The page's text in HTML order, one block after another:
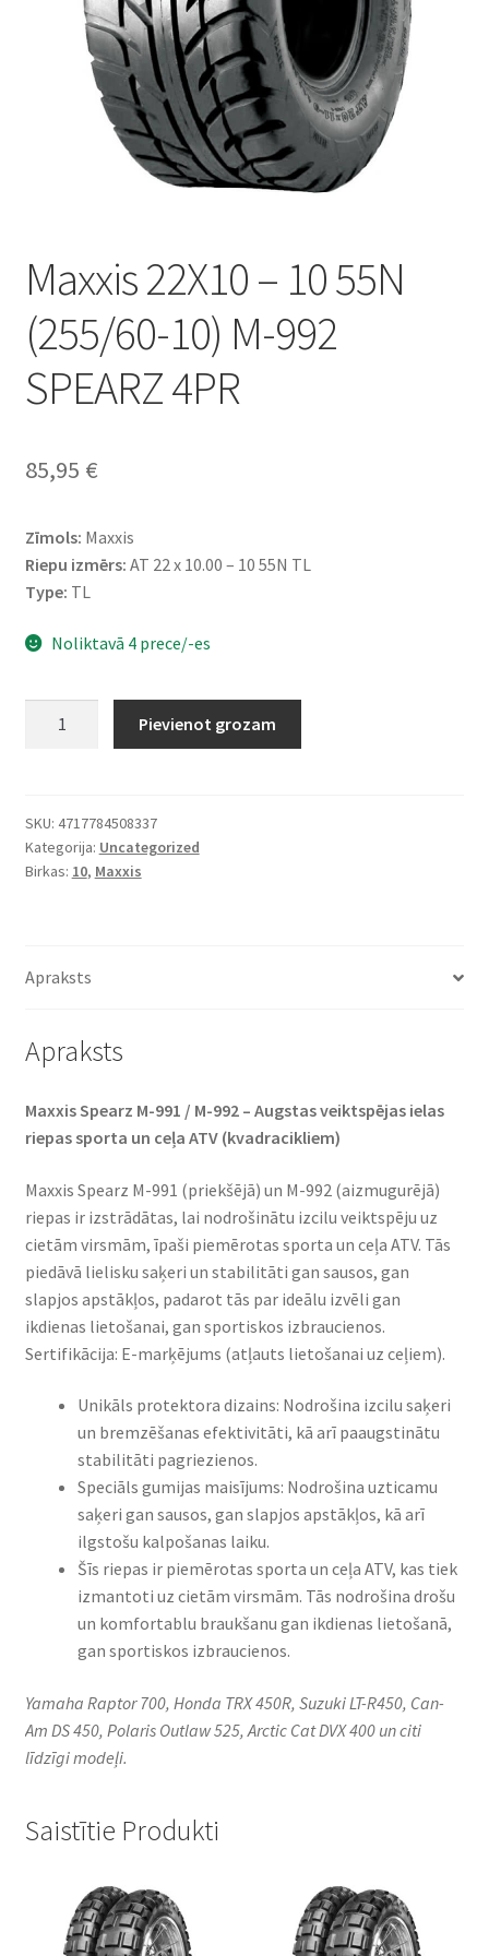
Maxxis 22X10 – 10 55N
(255/60-10) M-992
SPEARZ 4PR
85,95 €
Zīmols: Maxxis
Riepu izmērs: AT 22 x 10.00 – 10 55N TL
Type: TL
Noliktavā 4 prece/-es
55N
(255/60-
10)
4PR
Pievienot grozam
SKU: 4717784508337
Kategorija: Uncategorized
Birkas: 10, Maxxis
Apraksts
Apraksts
Maxxis Spearz M-991 / M-992 – Augstas veiktspējas ielas
riepas sporta un ceļa ATV (kvadracikliem)
Maxxis Spearz M-991 (priekšējā) un M-992 (aizmugurējā)
riepas ir izstrādātas, lai nodrošinātu izcilu veiktspēju uz
cietām virsmām, īpaši piemērotas sporta un ceļa ATV. Tās
piedāvā lielisku saķeri un stabilitāti gan sausos, gan
slapjos apstākļos, padarot tās par ideālu izvēli gan
ikdienas lietošanai, gan sportiskos izbraucienos.
Sertifikācija: E-marķējums (atļauts lietošanai uz ceļiem).
Unikāls protektora dizains: Nodrošina izcilu saķeri
un bremzēšanas efektivitāti, kā arī paaugstinātu
stabilitāti pagriezienos.
Speciāls gumijas maisījums: Nodrošina uzticamu
saķeri gan sausos, gan slapjos apstākļos, kā arī
ilgstošu kalpošanas laiku.
Šīs riepas ir piemērotas sporta un ceļa ATV, kas tiek
izmantoti uz cietām virsmām. Tās nodrošina drošu
un komfortablu braukšanu gan ikdienas lietošanā,
gan sportiskos izbraucienos.
Yamaha Raptor 700, Honda TRX 450R, Suzuki LT-R450, Can-
Am DS 450, Polaris Outlaw 525, Arctic Cat DVX 400 un citi
līdzīgi modeļi.
Saistītie Produkti